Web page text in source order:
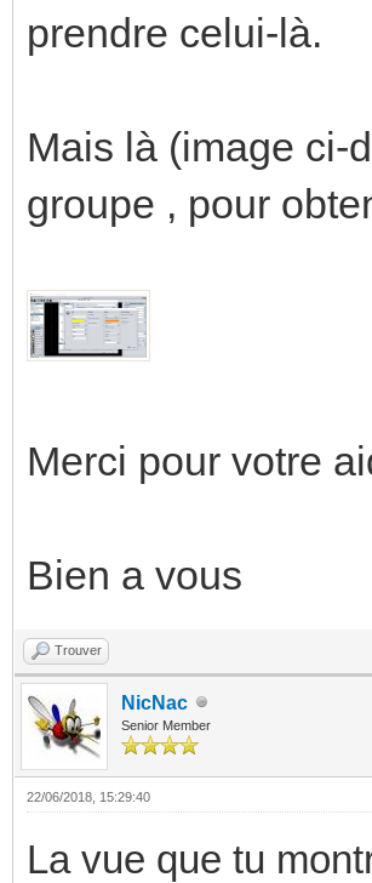
prendre celui-là.
Mais là (image ci-
groupe , pour
Merci pour votre
Bien a vous
Trouver
NicNac
Senior Member
22/06/2018, 15:29:40
La vue que tu